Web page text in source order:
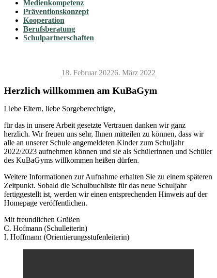
Medienkompetenz
Präventionskonzept
Kooperation
Berufsberatung
Schulpartnerschaften
Veröffentlicht
18. Februar 20226. März 2022
Herzlich willkommen am KuBaGym
Liebe Eltern, liebe Sorgeberechtigte,
für das in unsere Arbeit gesetzte Vertrauen danken wir ganz
herzlich. Wir freuen uns sehr, Ihnen mitteilen zu können, dass wir
alle an unserer Schule angemeldeten Kinder zum Schuljahr
2022/2023 aufnehmen können und sie als Schülerinnen und Schüler
des KuBaGyms willkommen heißen dürfen.
Weitere Informationen zur Aufnahme erhalten Sie zu einem späteren
Zeitpunkt. Sobald die Schulbuchliste für das neue Schuljahr
fertiggestellt ist, werden wir einen entsprechenden Hinweis auf der
Homepage veröffentlichen.
Mit freundlichen Grüßen
C. Hofmann (Schulleiterin)
I. Hoffmann (Orientierungsstufenleiterin)